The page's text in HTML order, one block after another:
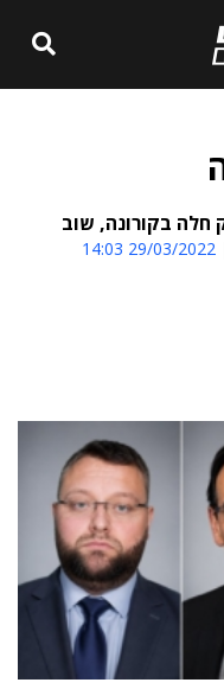
חלה בקורונה, שוב
29/03/2022 14:03